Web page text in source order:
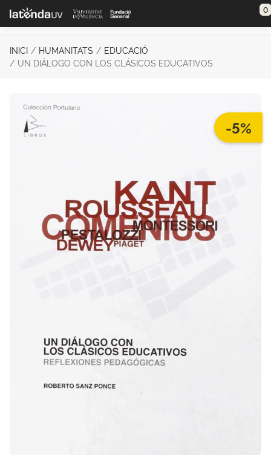
Saltar al contenido principal 0
INICI HUMANITATS
EDUCACIÓ
UN DIÁLOGO CON LOS CLÁSICOS EDUCATIVOS
-5%